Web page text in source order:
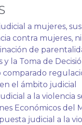
a mujeres,
contra mujeres,
de
la Toma de
comparado
el ámbito judicial
a la violencia
Económicos del
judicial a la